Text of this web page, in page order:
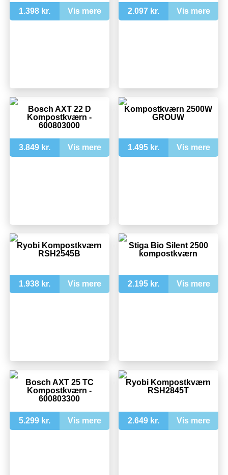
1.398 kr. Vis mere 2.097 kr. Vis mere
Bosch AXT 22 D
Kompostkværn -
600803000
3.849 kr. Vis mere
Kompostkværn 2500W
GROUW
1.495 kr. Vis mere
Ryobi Kompostkværn
RSH2545B
1.938 kr. Vis mere
Stiga Bio Silent 2500
kompostkværn
2.195 kr. Vis mere
Bosch AXT 25 TC
Kompostkværn -
600803300
5.299 kr. Vis mere
Ryobi Kompostkværn
RSH2845T
2.649 kr. Vis mere